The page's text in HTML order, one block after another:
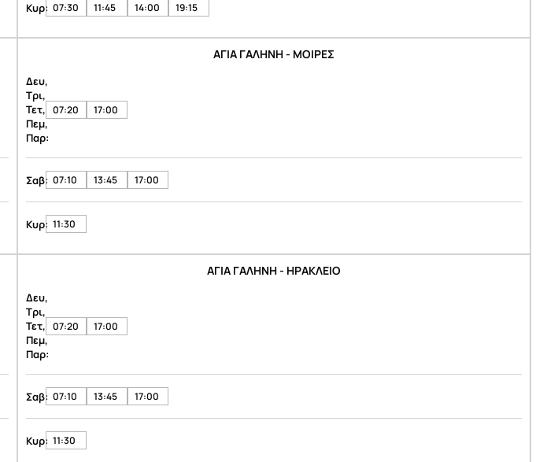
Κυρ: 07:30 11:45 14:00 19:15
ΑΓΙΑ ΓΑΛΗΝΗ - ΜΟΙΡΕΣ
Δευ,
Τρι,
Τετ,
Πεμ,
Παρ:
07:20 17:00
Σαβ: 07:10 13:45 17:00
Κυρ: 11:30
ΑΓΙΑ ΓΑΛΗΝΗ - ΗΡΑΚΛΕΙΟ
Δευ,
Τρι,
Τετ,
Πεμ,
Παρ:
07:20 17:00
Σαβ: 07:10 13:45 17:00
Κυρ: 11:30